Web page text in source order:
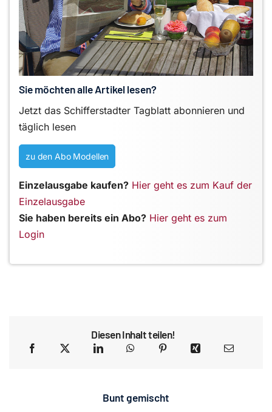
Sie möchten alle Artikel lesen?
Jetzt das Schifferstadter Tagblatt abonnieren und
täglich lesen
zu den Abo Modellen
Einzelausgabe kaufen? Hier geht es zum Kauf der
Einzelausgabe
Sie haben bereits ein Abo? Hier geht es zum
Login
Diesen Inhalt teilen!
Bunt gemischt